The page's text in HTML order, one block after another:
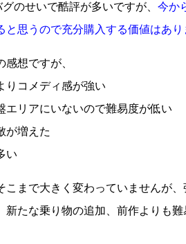
のせいで酷評が多いですが、 今か
思うので充分購入する価値はあり
想ですが、
りコメディ感が強い
エリアにいないので難易度が低い
が増えた
い
こまで大きく変わっていませんが
新たな乗り物の追加、前作よりも